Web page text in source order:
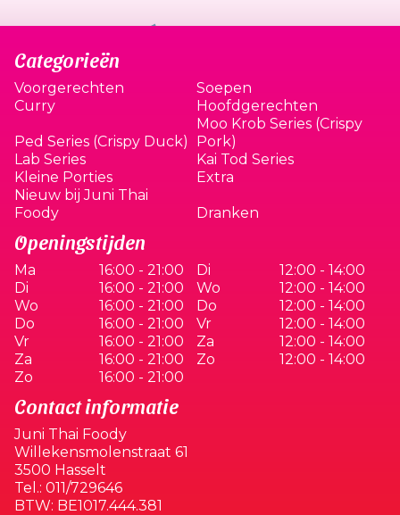
Categorieën
Voorgerechten
Soepen
Curry
Hoofdgerechten
Ped Series (Crispy Duck)
Moo Krob Series (Crispy
Pork)
Lab Series
Kai Tod Series
Kleine Porties
Extra
Nieuw bij Juni Thai
Foody
Dranken
Openingstijden
Ma 16:00 - 21:00 Di
12:00 - 14:00
Di
16:00 - 21:00 Wo
12:00 - 14:00
Wo
16:00 - 21:00 Do
12:00 - 14:00
Do
16:00 - 21:00 Vr
12:00 - 14:00
Vr
16:00 - 21:00 Za
12:00 - 14:00
Za
16:00 - 21:00 Zo
12:00 - 14:00
Zo
16:00 - 21:00
Contact informatie
Juni Thai Foody
Willekensmolenstraat 61
3500 Hasselt
Tel.: 011/729646
BTW: BE1017.444.381